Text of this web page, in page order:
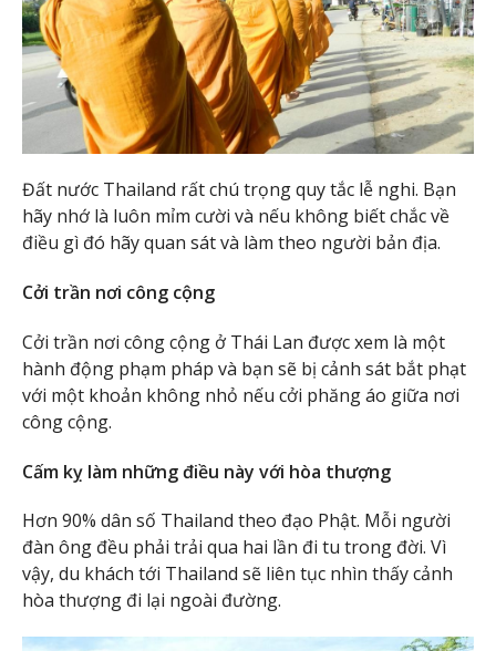
Đất nước Thailand rất chú trọng quy tắc lễ nghi. Bạn
hãy nhớ là luôn mỉm cười và nếu không biết chắc về
điều gì đó hãy quan sát và làm theo người bản địa.
Cởi trần nơi công cộng
Cởi trần nơi công cộng ở Thái Lan được xem là một
hành động phạm pháp và bạn sẽ bị cảnh sát bắt phạt
với một khoản không nhỏ nếu cởi phăng áo giữa nơi
công cộng.
Cấm kỵ làm những điều này với hòa thượng
Hơn 90% dân số Thailand theo đạo Phật. Mỗi người
đàn ông đều phải trải qua hai lần đi tu trong đời. Vì
vậy, du khách tới Thailand sẽ liên tục nhìn thấy cảnh
hòa thượng đi lại ngoài đường.